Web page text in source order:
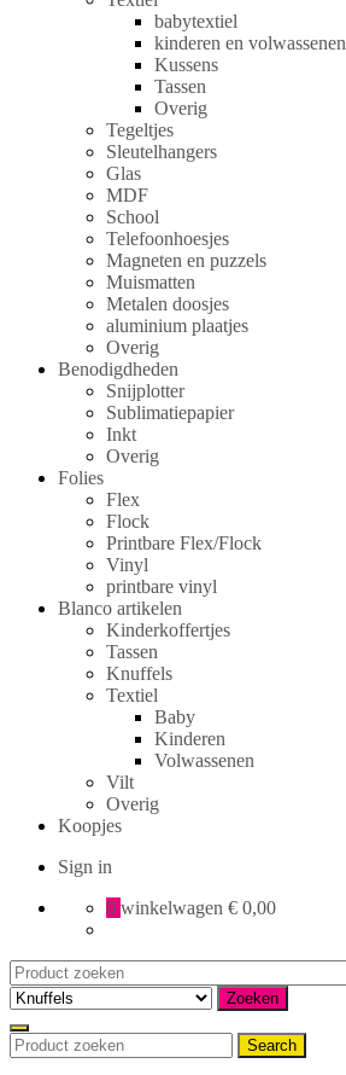
babytextiel
kinderen en volwassenen
Kussens
Tassen
Overig
Tegeltjes
Sleutelhangers
Glas
MDF
School
Telefoonhoesjes
Magneten en puzzels
Muismatten
Metalen doosjes
aluminium plaatjes
Overig
Benodigdheden
Snijplotter
Sublimatiepapier
Inkt
Overig
Folies
Flex
Flock
Printbare Flex/Flock
Vinyl
printbare vinyl
Blanco artikelen
Kinderkoffertjes
Tassen
Knuffels
Textiel
Baby
Kinderen
Volwassenen
Vilt
Overig
Koopjes
Sign in
0 winkelwagen € 0,00
Search
for:
Zoeken
Search
for:
Search